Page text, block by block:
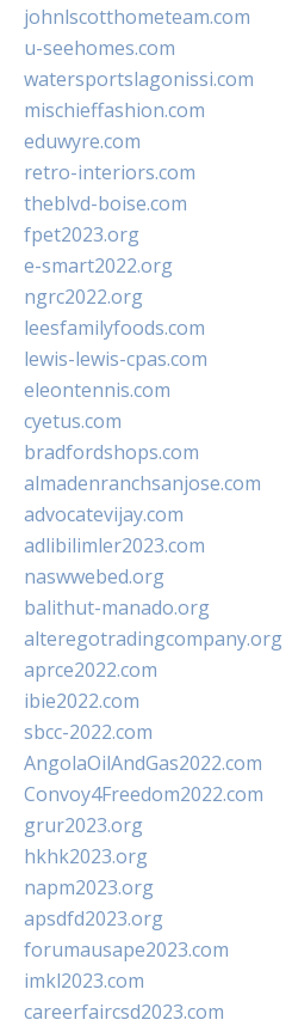
johnlscotthometeam.com
u-seehomes.com
watersportslagonissi.com
mischieffashion.com
eduwyre.com
retro-interiors.com
theblvd-boise.com
fpet2023.org
e-smart2022.org
ngrc2022.org
leesfamilyfoods.com
lewis-lewis-cpas.com
eleontennis.com
cyetus.com
bradfordshops.com
almadenranchsanjose.com
advocatevijay.com
adlibilimler2023.com
naswwebed.org
balithut-manado.org
alteregotradingcompany.org
aprce2022.com
ibie2022.com
sbcc-2022.com
AngolaOilAndGas2022.com
Convoy4Freedom2022.com
grur2023.org
hkhk2023.org
napm2023.org
apsdfd2023.org
forumausape2023.com
imkl2023.com
careerfaircsd2023.com